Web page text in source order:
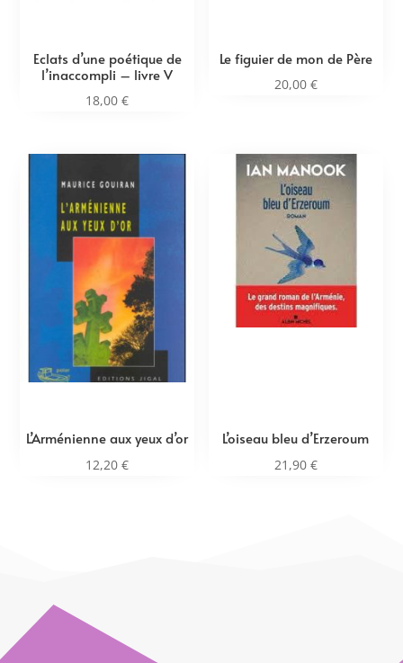
Eclats d’une poétique de
l’inaccompli – livre V
18,00€
Le figuier de mon de Père
20,00 €
L’Arménienne aux yeux d’or
12,20€
L’oiseau bleu d’Erzeroum
21,90 €